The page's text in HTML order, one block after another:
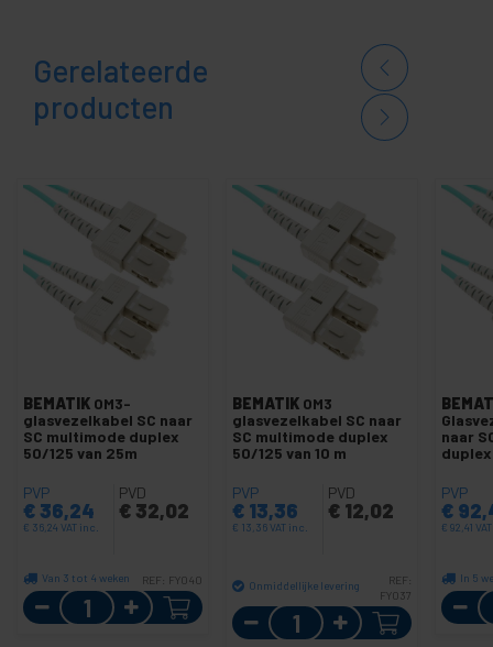
Gerelateerde
producten
BEMATIK OM3-
glasvezelkabel SC naar
SC multimode duplex
50/125 van 25m
PVP
€ 36,24
€ 36,24 VAT inc.
PVD
€32,02
Van 3 tot 4 weken REF: FY040
Aantal
BEMATIK OM3
glasvezelkabel SC naar
SC multimode duplex
50/125 van 10 m
PVP
€ 13,36
€ 13,36VAT inc.
PVD
€12,02
Onmiddellijke levering
REF:
FY037
Aantal
naar
duplex
PVP
€
€ 92,41
In 5